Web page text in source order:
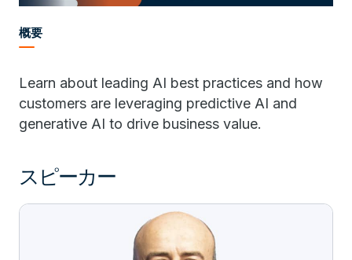
概要
Learn about leading AI best practices and how
customers are leveraging predictive AI and
generative AI to drive business value.
スピーカー